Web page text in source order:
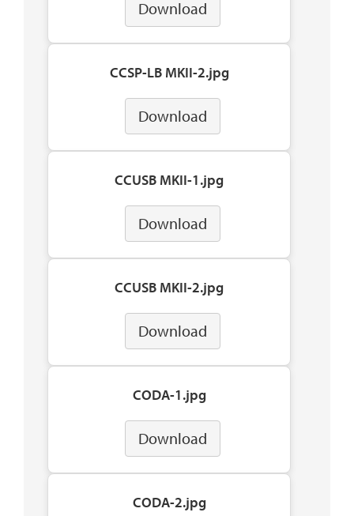
Download
CCSP-LB MKII-2.jpg
Download
CCUSB MKII-1.jpg
Download
CCUSB MKII-2.jpg
Download
CODA-1.jpg
Download
CODA-2.jpg